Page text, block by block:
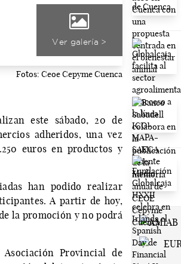
Ver galería >
Fotos: Ceoe Cepyme Cuenca
este sábado, 20 de
adheridos, una vez
euros en productos y
han podido realizar
A partir de hoy,
la promoción y no podrá
Provincial de